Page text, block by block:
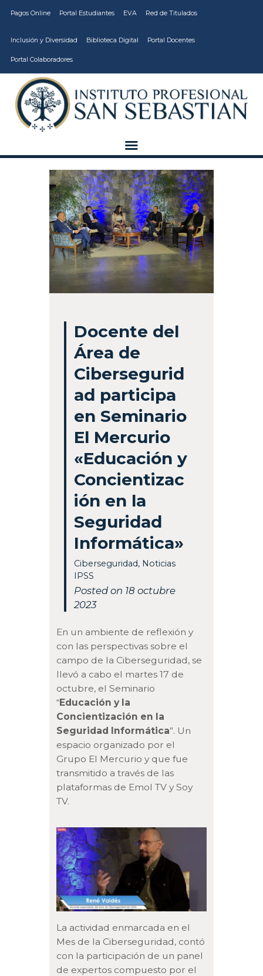
Pagos Online Portal Estudiantes EVA Red de Titulados
Inclusión y Diversidad Biblioteca Digital Portal Docentes
Portal Colaboradores
CARRERAS
VIDA ESTUDIANTIL
INSTITUCIÓN
VCM
EDUCACIÓN
CONTINUA
Docente del
Área de
Cibersegurid
ad participa
en Seminario
El Mercurio
«Educación y
Concientizac
ión en la
Seguridad
Informática»
Ciberseguridad, Noticias
IPSS
Posted on 18 octubre
2023
En un ambiente de reflexión y
con las perspectivas sobre el
campo de la Ciberseguridad, se
llevó a cabo el martes 17 de
octubre, el Seminario
“Educación y la
Concientización en la
Seguridad Informática”. Un
espacio organizado por el
Grupo El Mercurio y que fue
transmitido a través de las
plataformas de Emol TV y Soy
TV.
La actividad enmarcada en el
Mes de la Ciberseguridad, contó
con la participación de un panel
de expertos compuesto por el